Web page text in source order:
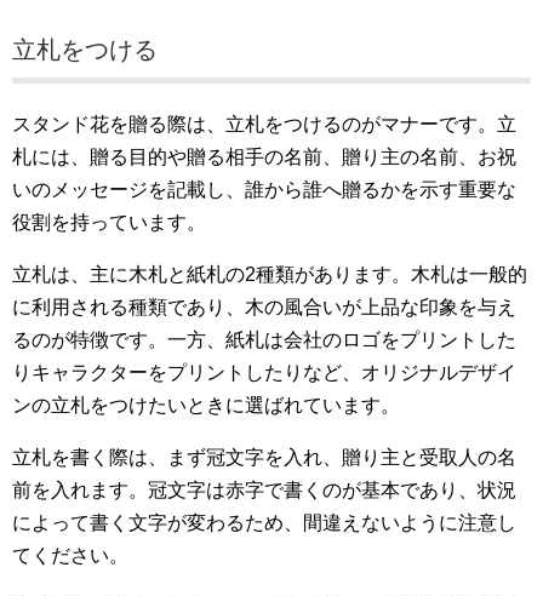
立札をつける
スタンド花を贈る際は、立札をつけるのがマナーです。立
札には、贈る目的や贈る相手の名前、贈り主の名前、お祝
いのメッセージを記載し、誰から誰へ贈るかを示す重要な
役割を持っています。
立札は、主に木札と紙札の2種類があります。木札は一般的
に利用される種類であり、木の風合いが上品な印象を与え
るのが特徴です。一方、紙札は会社のロゴをプリントした
りキャラクターをプリントしたりなど、オリジナルデザイ
ンの立札をつけたいときに選ばれています。
立札を書く際は、まず冠文字を入れ、贈り主と受取人の名
前を入れます。冠文字は赤字で書くのが基本であり、状況
によって書く文字が変わるため、間違えないように注意し
てください。